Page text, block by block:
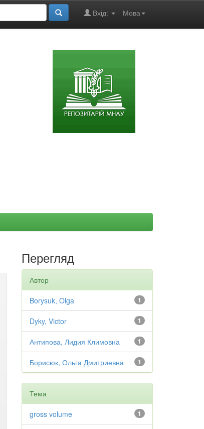
Мова
Вхід:
Перегляд
Автор
1
Borysuk, Olga
1
Dyky, Victor
1
Антипова, Лидия Климовна
1
Борисюк, Ольга Дмитриевна
Тема
1
gross volume